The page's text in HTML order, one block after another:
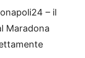
– il
Maradona